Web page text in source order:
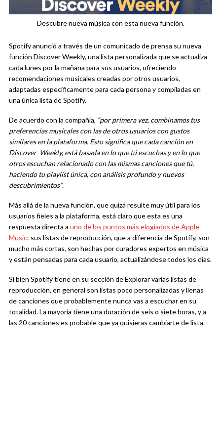
Descubre nueva música con esta nueva función.
Spotify anunció a través de un comunicado de prensa su nueva
función Discover Weekly, una lista personalizada que se actualiza
cada lunes por la mañana para sus usuarios, ofreciendo
recomendaciones musicales creadas por otros usuarios,
adaptadas específicamente para cada persona y compiladas en
una única lista de Spotify.
De acuerdo con la compañía, “por primera vez, combinamos tus
preferencias musicales con las de otros usuarios con gustos
similares en la plataforma. Esto significa que cada canción en
Discover Weekly, está basada en lo que tú escuchas y en lo que
otros escuchan relacionado con las mismas canciones que tú,
haciendo tu playlist única, con análisis profundo y nuevos
descubrimientos”.
Más allá de la nueva función, que quizá resulte muy útil para los
usuarios fieles a la plataforma, está claro que esta es una
respuesta directa a uno de los puntos más elogiados de Apple
Music: sus listas de reproducción, que a diferencia de Spotify, son
mucho más cortas, son hechas por curadores expertos en música
y están pensadas para cada usuario, actualizándose todos los días.
Si bien Spotify tiene en su sección de Explorar varias listas de
reproducción, en general son listas poco personalizadas y llenas
de canciones que probablemente nunca vas a escuchar en su
totalidad. La mayoría tiene una duración de seis o siete horas, y a
las 20 canciones es probable que ya quisieras cambiarte de lista.